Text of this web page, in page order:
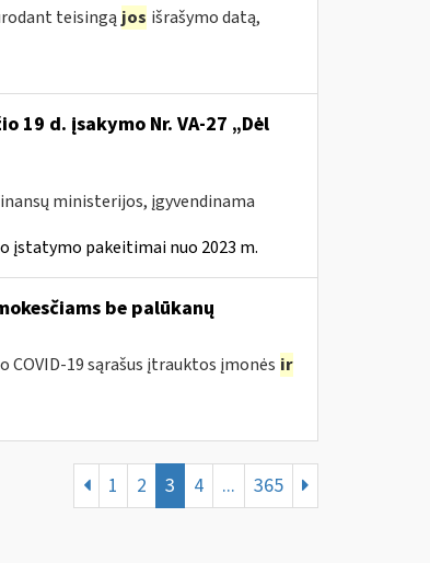
teisingą jos išrašymo datą,
19 d. įsakymo Nr. VA-27 „Dėl
ministerijos, įgyvendinama
įstatymo pakeitimai nuo 2023 m.
be palūkanų
19 sąrašus įtrauktos įmonės ir
1 2 3 4 ... 365